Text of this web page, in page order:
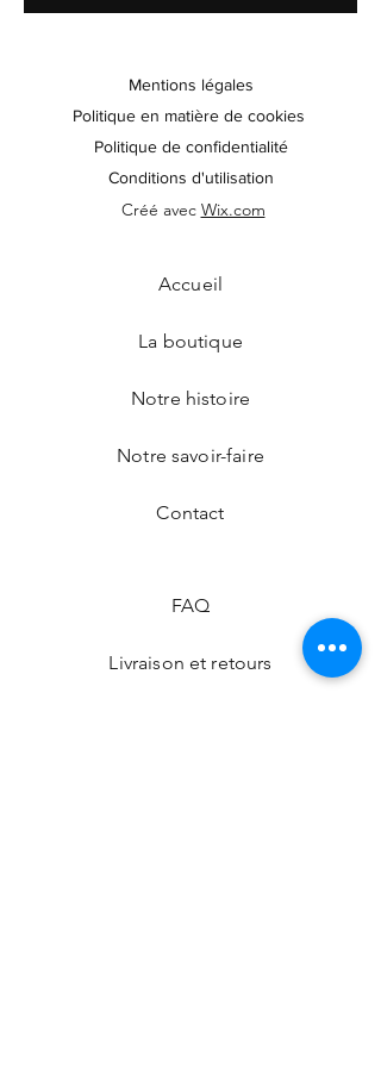
Mentions légales
Politique en matière de cookies
Politique de confidentialité
Conditions d'utilisation
Créé avec Wix.com
Accueil
La boutique
Notre histoire
Notre savoir-faire
Contact
FAQ
Livraison et retours